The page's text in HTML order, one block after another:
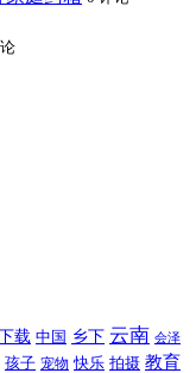
载 中国 乡下 云南 会泽
孩子 宠物 快乐 拍摄 教育